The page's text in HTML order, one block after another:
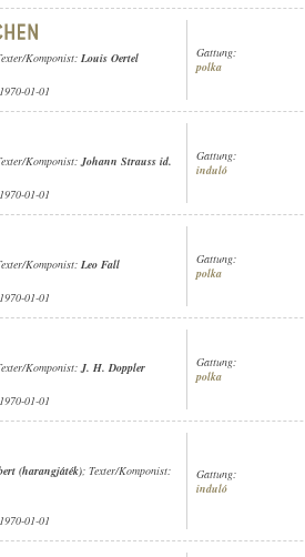
Komponist: Louis Oertel
01-01
Gattung:
polka
Komponist:Johann Strauss id.
01-01
Gattung:
induló
Komponist: Leo Fall
01-01
Gattung:
polka
Komponist:J. H. Doppler
01-01
Gattung:
polka
(harangjáték); Texter/Komponist:
01-01
Gattung:
induló